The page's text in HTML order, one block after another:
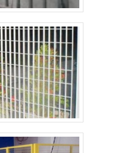
por oferecer arame
e tamanhos, de acordo
cliente. Além disso, a
equipe especializada
do melhor material e na
anos de experiência e
satisfação do cliente, a
como uma das
no mercado de
Seja para proteger sua
áreas, o arame